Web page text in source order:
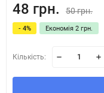
48 грн. 50 грн.
- 4% Економія 2 грн.
Кількість: